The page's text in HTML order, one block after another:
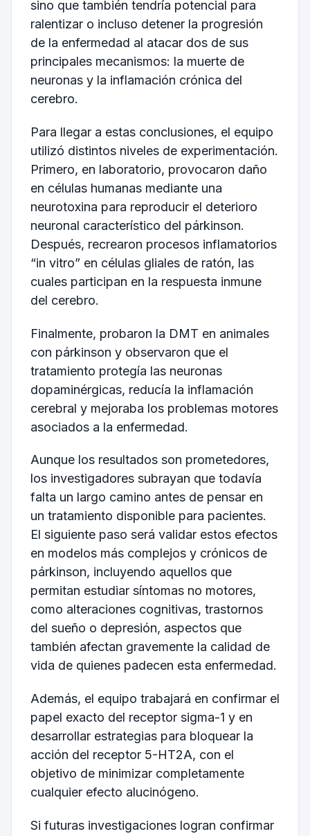
sino que también tendría potencial para
ralentizar o incluso detener la progresión
de la enfermedad al atacar dos de sus
principales mecanismos: la muerte de
neuronas y la inflamación crónica del
cerebro.
Para llegar a estas conclusiones, el equipo
utilizó distintos niveles de experimentación.
Primero, en laboratorio, provocaron daño
en células humanas mediante una
neurotoxina para reproducir el deterioro
neuronal característico del párkinson.
Después, recrearon procesos inflamatorios
“in vitro” en células gliales de ratón, las
cuales participan en la respuesta inmune
del cerebro.
Finalmente, probaron la DMT en animales
con párkinson y observaron que el
tratamiento protegía las neuronas
dopaminérgicas, reducía la inflamación
cerebral y mejoraba los problemas motores
asociados a la enfermedad.
Aunque los resultados son prometedores,
los investigadores subrayan que todavía
falta un largo camino antes de pensar en
un tratamiento disponible para pacientes.
El siguiente paso será validar estos efectos
en modelos más complejos y crónicos de
párkinson, incluyendo aquellos que
permitan estudiar síntomas no motores,
como alteraciones cognitivas, trastornos
del sueño o depresión, aspectos que
también afectan gravemente la calidad de
vida de quienes padecen esta enfermedad.
Además, el equipo trabajará en confirmar el
papel exacto del receptor sigma-1 y en
desarrollar estrategias para bloquear la
acción del receptor 5-HT2A, con el
objetivo de minimizar completamente
cualquier efecto alucinógeno.
Si futuras investigaciones logran confirmar